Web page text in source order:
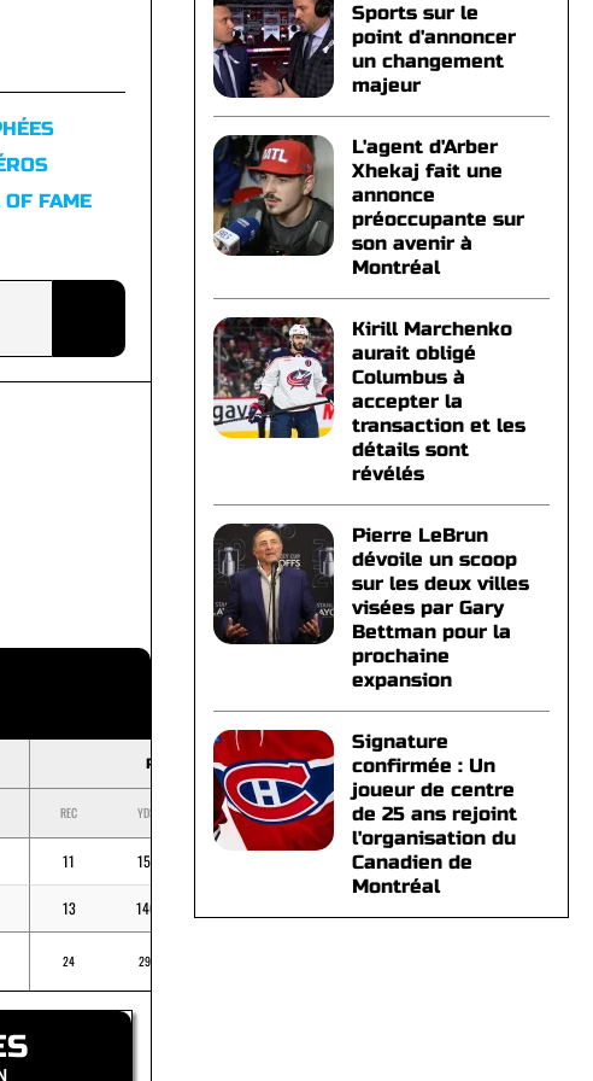
FAME
RECEIVING
REC YDS MOY TD
11 151
13 140
24 291
Sports sur le
point d'annoncer
un changement
majeur
L'agent d'Arber
Xhekaj fait une
annonce
préoccupante sur
son avenir à
Montréal
Kirill Marchenko
aurait obligé
Columbus à
accepter la
transaction et les
détails sont
révélés
Pierre LeBrun
dévoile un scoop
sur les deux villes
visées par Gary
Bettman pour la
prochaine
expansion
Signature
confirmée : Un
joueur de centre
de 25 ans rejoint
l'organisation du
Canadien de
Montréal